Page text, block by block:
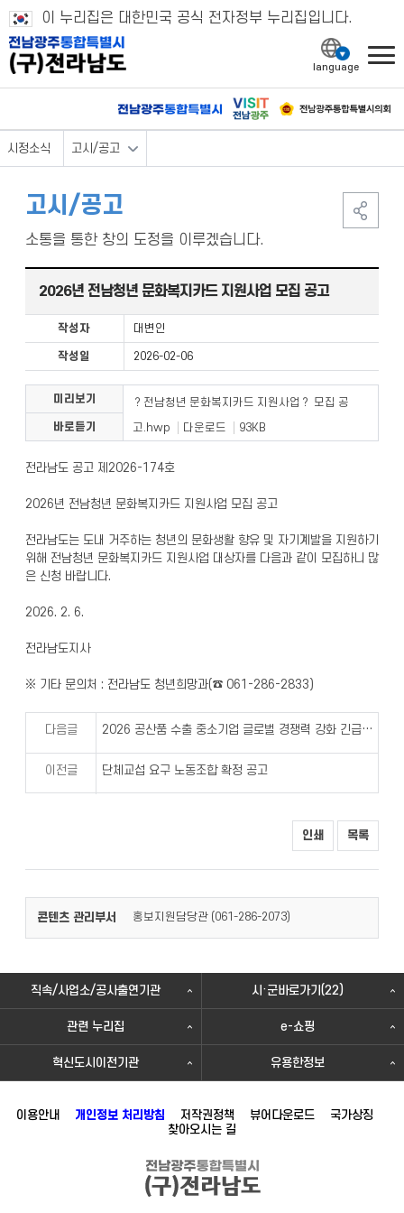
이 누리집은 대한민국 공식 전자정부 누리집입니다.
시정소식 고시/공고
고시/공고
소통을 통한 창의 도정을 이루겠습니다.
2026년 전남청년 문화복지카드 지원사업 모집 공고
작성자 대변인
작성일 2026-02-06
？전남청년 문화복지카드 지원사업？ 모집 공
고.hwp
다운로드 93KB
미리보기
바로듣기
전라남도 공고 제2026-174호
2026년 전남청년 문화복지카드 지원사업 모집 공고
전라남도는 도내 거주하는 청년의 문화생활 향유 및 자기계발을 지원하기
위해 전남청년 문화복지카드 지원사업 대상자를 다음과 같이 모집하니 많
은 신청 바랍니다.
2026. 2. 6.
전라남도지사
※ 기타 문의처 : 전라남도 청년희망과(☎ 061-286-2833)
다음글 2026 공산품 수출 중소기업 글로벌 경쟁력 강화 긴급지원 사업 대상 모집 공고
이전글 단체교섭 요구 노동조합 확정 공고
인쇄 목록
콘텐츠 관리부서 홍보지원담당관 (061-286-2073)
직속/사업소/공사출연기관 시·군바로가기(22)
관련 누리집 e-쇼핑
혁신도시이전기관 유용한정보
이용안내 개인정보 처리방침 저작권정책 뷰어다운로드
국가상징
찾아오시는 길